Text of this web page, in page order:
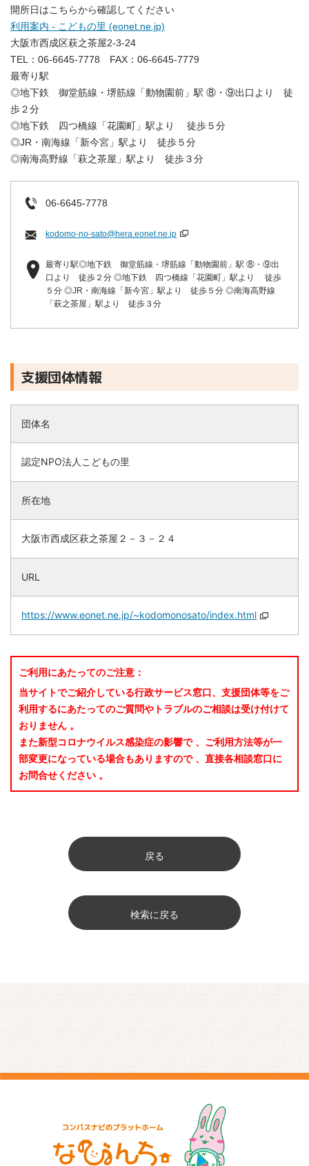
開所日はこちらから確認してください
利用案内 - こどもの里 (eonet.ne.jp)
大阪市西成区萩之茶屋2-3-24
TEL：06-6645-7778 FAX：06-6645-7779
最寄り駅
◎地下鉄 御堂筋線・堺筋線「動物園前」駅 ⑧・⑨出口より 徒
歩２分
◎地下鉄 四つ橋線「花園町」駅より 徒歩５分
◎JR・南海線「新今宮」駅より 徒歩５分
◎南海高野線「萩之茶屋」駅より 徒歩３分
06-6645-7778
kodomo-no-sato@hera.eonet.ne.jp
最寄り駅◎地下鉄 御堂筋線・堺筋線「動物園前」駅 ⑧・⑨出
口より 徒歩２分 ◎地下鉄 四つ橋線「花園町」駅より 徒歩
５分 ◎JR・南海線「新今宮」駅より 徒歩５分 ◎南海高野線
「萩之茶屋」駅より 徒歩３分
支援団体情報
団体名
認定NPO法人こどもの里
所在地
大阪市西成区萩之茶屋２－３－２４
URL
https://www.eonet.ne.jp/~kodomonosato/index.html
ご利用にあたってのご注意：
当サイトでご紹介している行政サービス窓口、支援団体等をご
利用するにあたってのご質問やトラブルのご相談は受け付けて
おりません 。
また新型コロナウイルス感染症の影響で 、ご利用方法等が一
部変更になっている場合もありますので 、直接各相談窓口に
お問合せください 。
戻る
検索に戻る